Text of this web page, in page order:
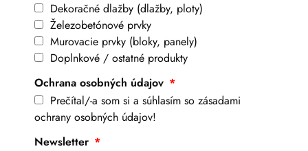
Dekoračné dlažby (dlažby, ploty)
Železobetónové prvky
Murovacie prvky (bloky, panely)
Doplnkové / ostatné produkty
Ochrana osobných údajov
Prečítal/-a som si a súhlasím so zásadami
ochrany osobných údajov!
Newsletter